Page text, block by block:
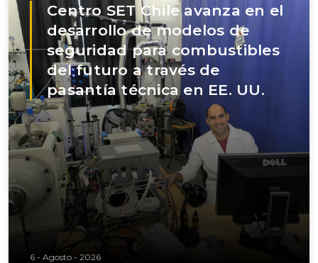
Centro SET Chile avanza en el
desarrollo de modelos de
seguridad para combustibles
del futuro a través de
pasantía técnica en EE. UU.
6 - Agosto - 2026